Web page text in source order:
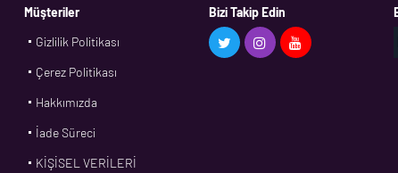
Müşteriler
Gizlilik Politikası
Çerez Politikası
Hakkımızda
İade Süreci
KİŞİSEL VERİLERİ
Bizi Takip Edin